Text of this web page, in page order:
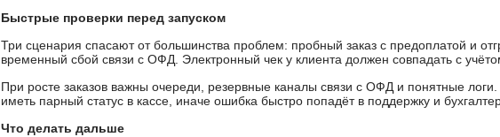
Быстрые проверки перед запуском
Три сценария спасают от большинства проблем: пробный заказ с предоплатой и
временный сбой связи с ОФД. Электронный чек у клиента должен совпадать с
При росте заказов важны очереди, резервные каналы связи с ОФД и понятные
иметь парный статус в кассе, иначе ошибка быстро попадёт в поддержку и
Что делать дальше